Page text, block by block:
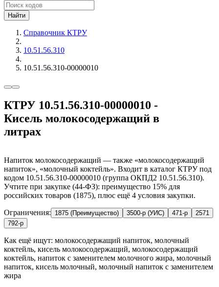
Найти
Справочник КТРУ
10.51.56.310
10.51.56.310-00000010
КТРУ 10.51.56.310-00000010 -
Кисель молокосодержащий в
литрах
Напиток молокосодержащий — также «молокосодержащий
напиток», «молочный коктейль». Входит в каталог КТРУ под
кодом 10.51.56.310-00000010 (группа ОКПД2 10.51.56.310).
Учтите при закупке (44-ФЗ): преимущество 15% для
российских товаров (1875), плюс ещё 4 условия закупки.
Ограничения: 1875 (Преимущество) 3500-р (УИС) 471-р
2571
792-р
Как ещё ищут: молокосодержащий напиток, молочный
коктейль, кисель молокосодержащий, молокосодержащий
коктейль, напиток с заменителем молочного жира, молочный
напиток, кисель молочный, молочный напиток с заменителем
жира